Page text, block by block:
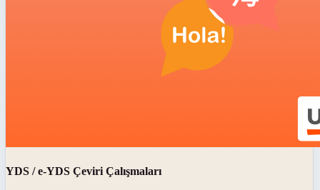
YDS / e-YDS Çeviri Çalışmaları